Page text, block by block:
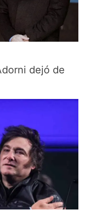
dejó de